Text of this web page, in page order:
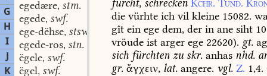
G
H
I
J
K
egedære, stm.
egede, swf.
ege-dëhse, stswf.
egede-ros, stn.
ëgele, swf.
ëgel, swf.
furcht, schrecken Kchr. Tund.
die vürhte ich vil kleine 15082.
gît ein ege dem, der in ane siht
vröude ist arger ege 22620). gt.
sich fürchten zu skr. anhas nhd.
gr. ἄγχειν, lat. angere. vgl. Z. 1,4.